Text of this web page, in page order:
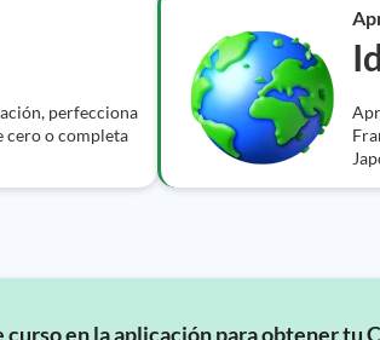
perfecciona
cero o completa
curso en la aplicación para obtener